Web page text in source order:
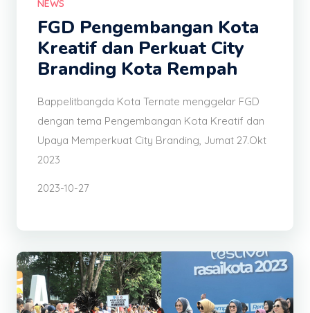
NEWS
FGD Pengembangan Kota
Kreatif dan Perkuat City
Branding Kota Rempah
Bappelitbangda Kota Ternate menggelar FGD
dengan tema Pengembangan Kota Kreatif dan
Upaya Memperkuat City Branding, Jumat 27.Okt
2023
2023-10-27